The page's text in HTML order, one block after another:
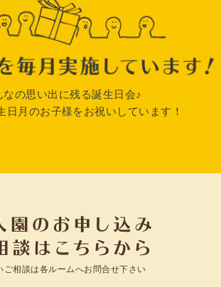
なの思い出に残る誕生日会♪
日月のお子様をお祝いしています！
ご相談は各ルームへお問合せ下さい